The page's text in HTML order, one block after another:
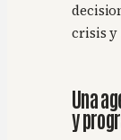
crisis y
Una
y